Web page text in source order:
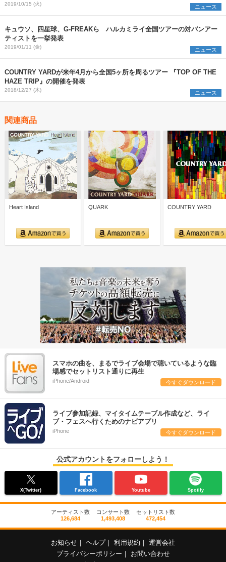
2019/10/15 (火) ニュース
キュウソ、四星球、G-FREAKら ハルカミライ全国ツアーの対バンアー
ティストを一挙発表
2019/01/11 (金) ニュース
COUNTRY YARDが来年4月から全国5ヶ所を周るツアー 『TOP OF THE
HAZE TRIP』の開催を発表
2018/12/27 (木) ニュース
関連商品
Heart Island QUARK COUNTRY YARD
スマホの曲を、まるでライブ会場で聴いているような臨
場感でセットリスト通りに再生
iPhone/Android 今すぐダウンロード
ライブ参加記録、マイタイムテーブル作成など、ライ
ブ・フェスへ行くためのナビアプリ
iPhone 今すぐダウンロード
公式アカウントをフォローしよう！
X(Twitter) Facebook Youtube Spotify
アーティスト数
126,684
コンサート数
1,493,408
セットリスト数
472,454
お知らせ ヘルプ 利用規約
運営会社
プライバシーポリシー
お問い合わせ